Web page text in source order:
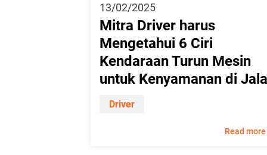
13/02/2025
Mitra Driver harus
Mengetahui 6 Ciri
Kendaraan Turun Mesin
untuk Kenyamanan di
Driver
Read more